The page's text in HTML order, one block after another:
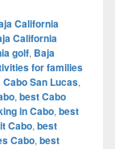
California
California
golf, Baja
for families
San Lucas,
, best Cabo
in Cabo, best
Cabo, best
Cabo, best